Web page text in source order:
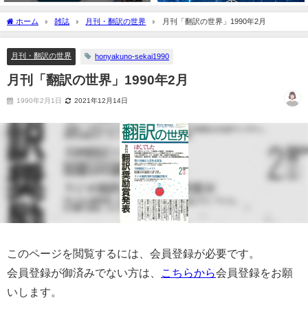
ホーム 雑誌 月刊・翻訳の世界 月刊「翻訳の世界」1990年2月
月刊・翻訳の世界 honyakuno-sekai1990
月刊「翻訳の世界」1990年2月
1990年2月1日 2021年12月14日
このページを閲覧するには、会員登録が必要です。
会員登録が御済みでない方は、
こちらから会員登録をお願
いします。